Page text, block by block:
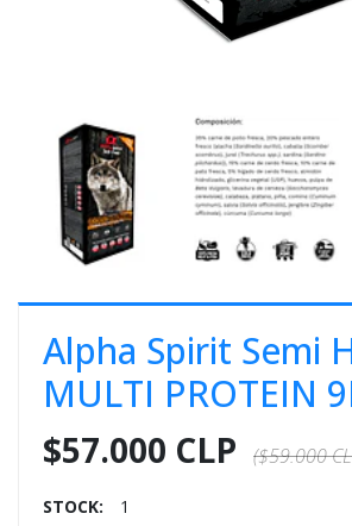
Alpha Spirit Semi
MULTI PROTEIN
$57.000 CLP ($59.000
STOCK: 1